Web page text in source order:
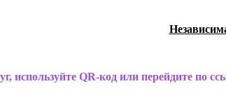
используйте QR-код или перейдите по